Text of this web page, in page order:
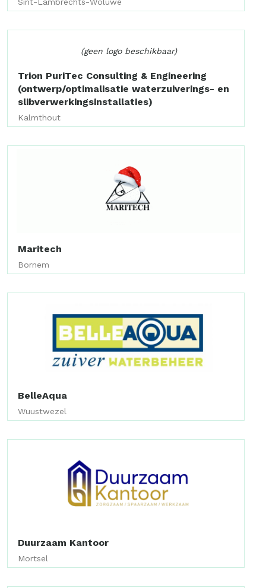
(geen logo beschikbaar)
Trion PuriTec Consulting & Engineering
(ontwerp/optimalisatie waterzuiverings- en
slibverwerkingsinstallaties)
Kalmthout
Maritech
Bornem
BelleAqua
Wuustwezel
Duurzaam Kantoor
Mortsel